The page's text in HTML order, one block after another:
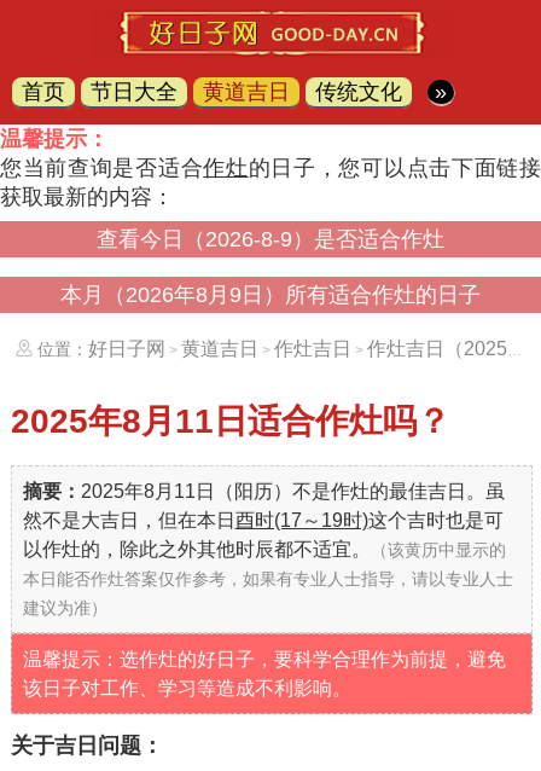
首页 节日大全 黄道吉日 传统文化
»
温馨提示：
您当前查询是否适合作灶的日子，您可以点击下面链接
获取最新的内容：
查看今日（2026-8-9）是否适合作灶
本月（2026年8月9日）所有适合作灶的日子
位置： 好日子网 > 黄道吉日 > 作灶吉日 > 作灶吉日（20250811）
2025年8月11日 适合作灶吗？
摘要： 2025年8月11日（阳历）不是作灶的最佳吉日。虽
然不是大吉日，但在本日 酉时(17～19时)这个吉时也是可
以作灶的，除此之外其他时辰都不适宜。
（该黄历中显示的
本日能否作灶答案仅作参考，如果有专业人士指导，请以专业人士
建议为准）
温馨提示：选作灶的好日子，要科学合理作为前提，避免
该日子对工作、学习等造成不利影响。
关于吉日问题：